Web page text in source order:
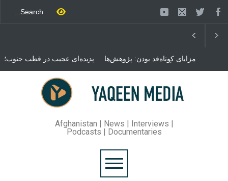
پدیده‌ای عجیب در قطب جنوب؛
پنگوئنی که هزاران بار در روز
می‌خوابد
مزایای کوتاه‌قد بودن: پژوهش‌ها
از فواید آن برای سلامتی
می‌گویند
محمدباقر قالیباف، رئیس
مجلس ایران، با انتقاد تند از
سیاست‌های دونالد ترمپ اعلام
کرد که واشنگتن تلاش دارد با
روند گفتگوها را از مسیر
مذاکره به سمت تسلیم سوق
دهد.
Afghanistan | News | Interviews |
Podcasts | Documentaries